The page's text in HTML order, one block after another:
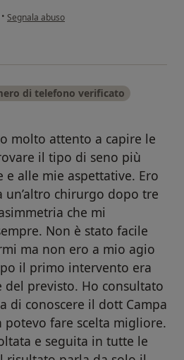
• secondo l'opinione dell'utente Valentina
Segnala abuso
di telefono verificato
molto attento a capire le
il tipo di seno più
e alle mie aspettative. Ero
un’altro chirurgo dopo tre
che mi
Non è stato facile
ma non ero a mio agio
il primo intervento era
previsto. Ho consultato
di conoscere il dott Campa
potevo fare scelta migliore.
e seguita in tutte le